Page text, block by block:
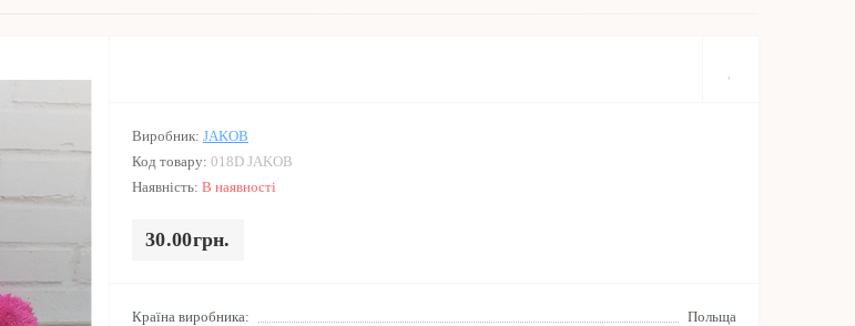
Виробник: JAKOB
Код товару: 018D JAKOB
Наявність: В наявності
30.00грн.
Країна виробника:
Польща